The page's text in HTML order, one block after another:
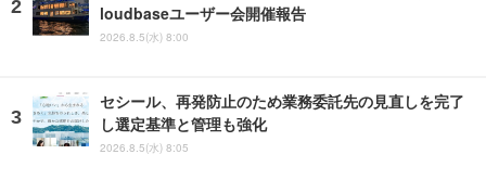
loudbaseユーザー会開催報告
2026.8.5(水) 8:00
セシール、再発防止のため業務委託先の見直しを完了
し選定基準と管理も強化
2026.8.5(水) 8:05